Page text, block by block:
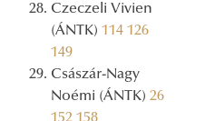
Czeczeli Vivien
(ÁNTK) 114 126
149
Császár-Nagy
Noémi (ÁNTK) 26
152 158